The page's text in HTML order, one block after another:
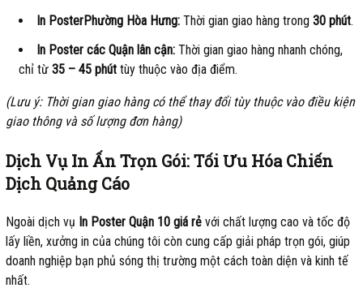
In PosterPhường Hòa Hưng: Thời gian giao hàng trong30 phút.
In Poster các Quận lân cận: Thời gian giao hàng nhanh chóng,
chỉ từ35 – 45 phút tùy thuộc vào địa điểm.
(Lưu ý: Thời gian giao hàng có thể thay đổi tùy thuộc vào điều kiện
giao thông và số lượng đơn hàng)
Dịch Vụ In Ấn Trọn Gói: Tối Ưu Hóa Chiến
Dịch Quảng Cáo
Ngoài dịch vụ In Poster Quận 10 giá rẻ với chất lượng cao và tốc độ
lấy liền, xưởng in của chúng tôi còn cung cấp giải pháp trọn gói, giúp
doanh nghiệp bạn phủ sóng thị trường một cách toàn diện và kinh tế
nhất.